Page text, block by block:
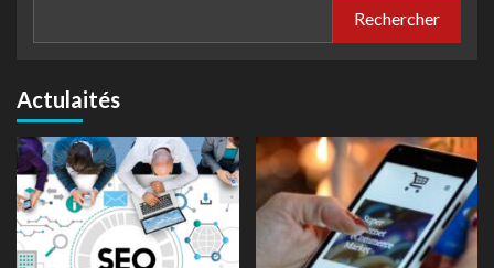
Rechercher
Actulaités